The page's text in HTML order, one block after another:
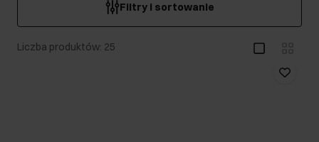
Filtry i sortowanie
Liczba produktów: 25